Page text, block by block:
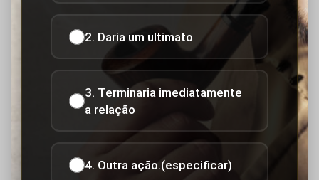
2. Daria um ultimato
3. Terminaria imediatamente
a relação
4. Outra ação.(especificar)